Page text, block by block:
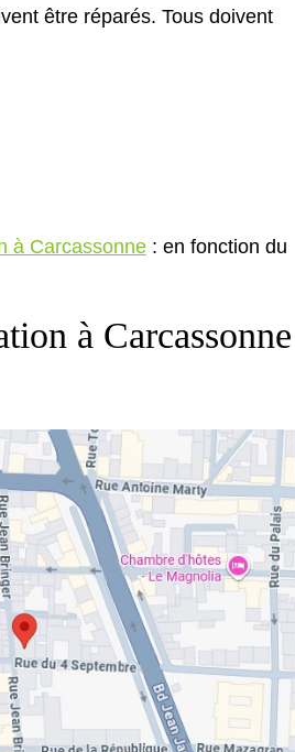
être réparés. Tous doivent
à Carcassonne : en fonction du
à Carcassonne